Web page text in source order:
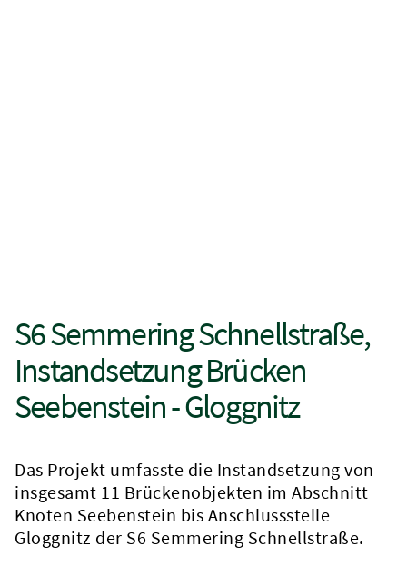
S6 Semmering Schnellstraße,
Instandsetzung Brücken
Seebenstein - Gloggnitz
Das Projekt umfasste die Instandsetzung von
insgesamt 11 Brückenobjekten im Abschnitt
Knoten Seebenstein bis Anschlussstelle
Gloggnitz der S6 Semmering Schnellstraße.